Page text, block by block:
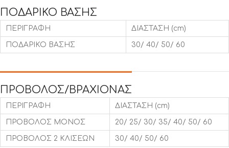
ΠΟΔΑΡΙΚΟ ΒΑΣΗΣ
ΠΕΡΙΓΡΑΦΗ ΔΙΑΣΤΑΣΗ (cm)
ΠΟΔΑΡΙΚΟ ΒΑΣΗΣ 30/ 40/ 50/ 60
ΠΡΟΒΟΛΟΣ/ΒΡΑΧΙΟΝΑΣ
ΠΕΡΙΓΡΑΦΗ ΔΙΑΣΤΑΣΗ (cm)
ΠΡΟΒΟΛΟΣ ΜΟΝΟΣ 20/ 25/ 30/ 35/ 40/ 50/ 60
ΠΡΟΒΟΛΟΣ 2 ΚΛΙΣΕΩΝ 30/ 40/ 50/ 60